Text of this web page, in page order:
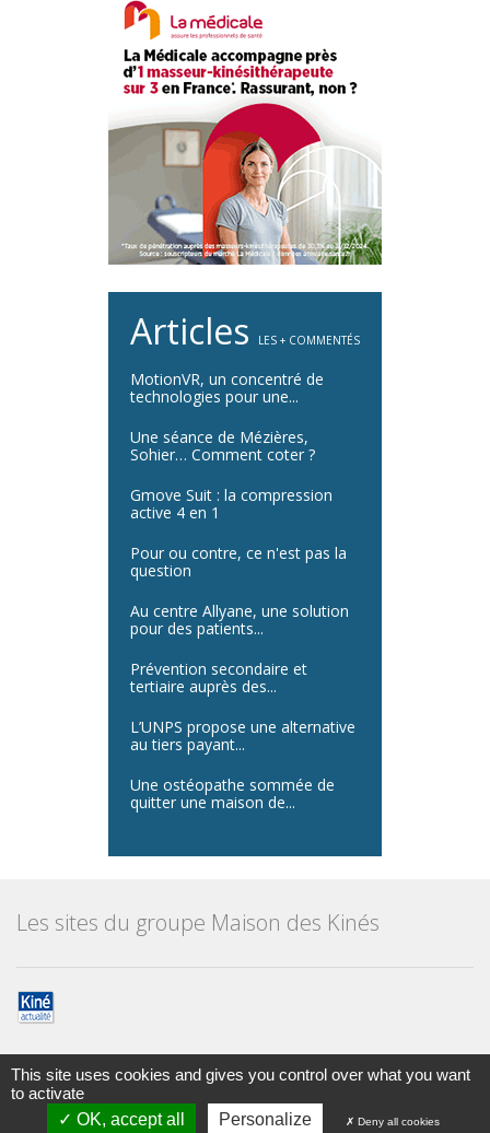
Articles LES + COMMENTÉS
MotionVR, un concentré de
technologies pour une...
Une séance de Mézières,
Sohier… Comment coter ?
Gmove Suit : la compression
active 4 en 1
Pour ou contre, ce n'est pas la
question
Au centre Allyane, une solution
pour des patients...
Prévention secondaire et
tertiaire auprès des...
L’UNPS propose une alternative
au tiers payant...
Une ostéopathe sommée de
quitter une maison de...
Les sites du groupe Maison des Kinés
Maison des kinésithérapeutes
This site uses cookies and gives you control over what you want
to activate
OK, accept all
Personalize Deny all cookies